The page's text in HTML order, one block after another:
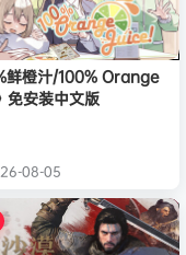
鲜橙汁/100% Orange
免安装中文版
08-05